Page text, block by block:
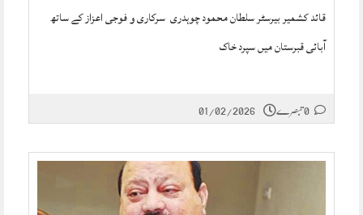
قائد کشمیر بیرسٹر سلطان محمود چوہدری سرکاری و فوجی اعزاز کے ساتھ
آبائی قبرستان میں سپرد خاک
01/02/2026